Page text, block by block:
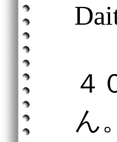
４
ん。